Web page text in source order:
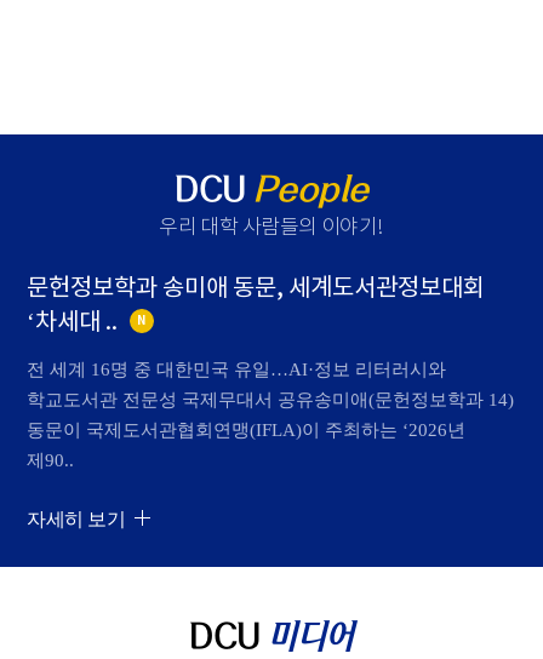
DCU People
우리 대학 사람들의 이야기 !
문헌정보학과 송미애 동문, 세계도서관정보대회
‘차세대 ..
N
전 세계 16명 중 대한민국 유일…AI·정보 리터러시와
학교도서관 전문성 국제무대서 공유송미애(문헌정보학과 14)
동문이 국제도서관협회연맹(IFLA)이 주최하는 ‘2026년
제90..
자세히 보기
DCU 미디어